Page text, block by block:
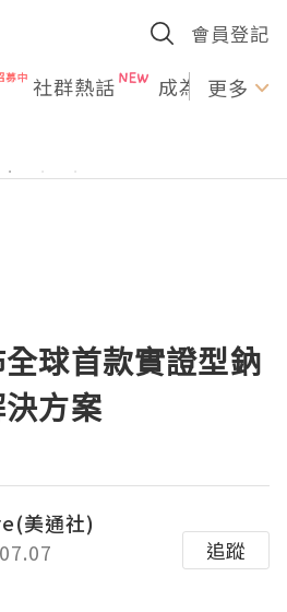
會員登記
社群熱話 成為U更多
球首款實證型鈉
方案
美通社)
追蹤